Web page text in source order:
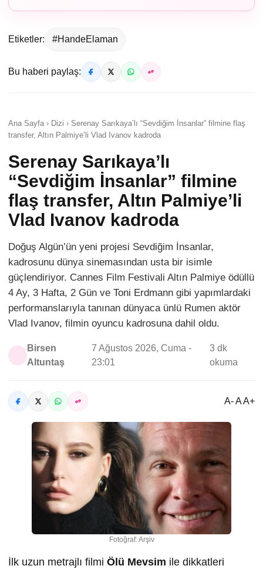
Etiketler: #HandeElaman
Bu haberi paylaş:
Ana Sayfa › Dizi › Serenay Sarıkaya’lı “Sevdiğim İnsanlar” filmine flaş
transfer, Altın Palmiye’li Vlad Ivanov kadroda
Serenay Sarıkaya’lı
“Sevdiğim İnsanlar” filmine
flaş transfer, Altın Palmiye’li
Vlad Ivanov kadroda
Doğuş Algün’ün yeni projesi Sevdiğim İnsanlar,
kadrosunu dünya sinemasından usta bir isimle
güçlendiriyor. Cannes Film Festivali Altın Palmiye ödüllü
4 Ay, 3 Hafta, 2 Gün ve Toni Erdmann gibi yapımlardaki
performanslarıyla tanınan dünyaca ünlü Rumen aktör
Vlad Ivanov, filmin oyuncu kadrosuna dahil oldu.
Birsen
Altuntaş
7 Ağustos 2026, Cuma -
23:01
3 dk
okuma
A- A A+
Fotoğraf: Arşiv
İlk uzun metrajlı filmi Ölü Mevsim ile dikkatleri